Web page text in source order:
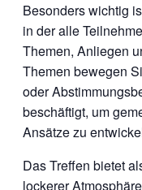
Besonders wichtig
in der alle
Themen, Anliegen
Themen bewegen
oder
beschäftigt, um
Ansätze zu
Das Treffen bietet
lockerer